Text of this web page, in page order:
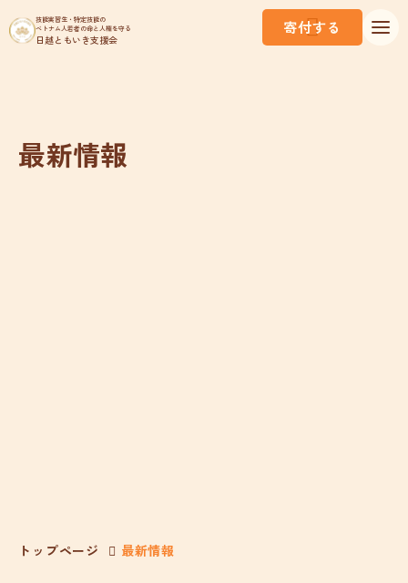
技能実習生・特定技能の
ベトナム人若者の命と人権を守る
日越ともいき支援会
寄付する
最新情報
トップページ 最新情報